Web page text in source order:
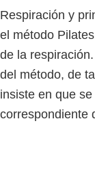
Respiración y
el método
de la
del método, de
insiste en que
correspondiente